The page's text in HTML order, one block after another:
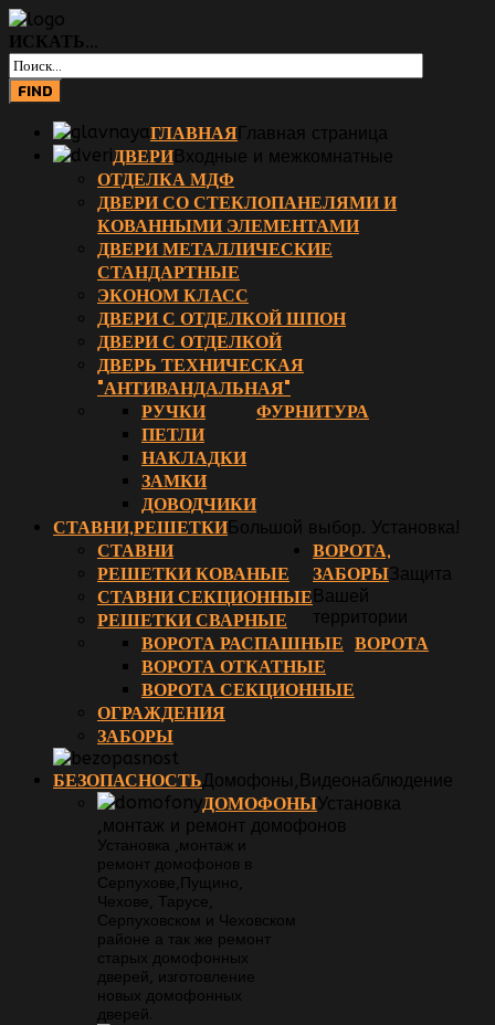
ИСКАТЬ...
ГЛАВНАЯГлавная страница
ДВЕРИВходные и межкомнатные
ОТДЕЛКА МДФ
ДВЕРИ СО СТЕКЛОПАНЕЛЯМИ И
КОВАННЫМИ ЭЛЕМЕНТАМИ
ДВЕРИ МЕТАЛЛИЧЕСКИЕ
СТАНДАРТНЫЕ
ЭКОНОМ КЛАСС
ДВЕРИ С ОТДЕЛКОЙ ШПОН
ДВЕРИ С ОТДЕЛКОЙ
ДВЕРЬ ТЕХНИЧЕСКАЯ
"АНТИВАНДАЛЬНАЯ"
ФУРНИТУРА
РУЧКИ
ПЕТЛИ
НАКЛАДКИ
ЗАМКИ
ДОВОДЧИКИ
СТАВНИ,РЕШЕТКИБольшой выбор. Установка!
СТАВНИ
РЕШЕТКИ КОВАНЫЕ
СТАВНИ СЕКЦИОННЫЕ
РЕШЕТКИ СВАРНЫЕ
ВОРОТА,
ЗАБОРЫЗащита
Вашей
территории
ВОРОТА
ВОРОТА РАСПАШНЫЕ
ВОРОТА ОТКАТНЫЕ
ВОРОТА СЕКЦИОННЫЕ
ОГРАЖДЕНИЯ
ЗАБОРЫ
БЕЗОПАСНОСТЬДомофоны,Видеонаблюдение
ДОМОФОНЫУстановка
,монтаж и ремонт домофонов
Установка ,монтаж и
ремонт домофонов в
Серпухове,Пущино,
Чехове, Тарусе,
Серпуховском и Чеховском
районе а так же ремонт
старых домофонных
дверей, изготовление
новых домофонных
дверей.